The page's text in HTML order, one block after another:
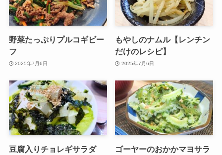
野菜たっぷりプルコギビー
フ
2025年7月6日
もやしのナムル【レンチン
だけのレシピ】
2025年7月6日
豆腐入りチョレギサラダ
ゴーヤーのおかかマヨサラ